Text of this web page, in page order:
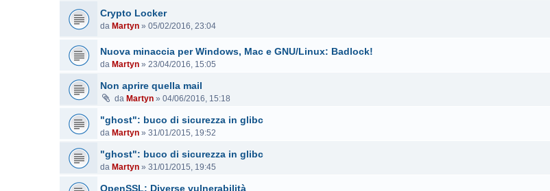
Crypto Locker
da Martyn » 05/02/2016, 23:04
Nuova minaccia per Windows, Mac e GNU/Linux: Badlock!
da Martyn » 23/04/2016, 15:05
Non aprire quella mail
da Martyn » 04/06/2016, 15:18
"ghost": buco di sicurezza in glibc
da Martyn » 31/01/2015, 19:52
"ghost": buco di sicurezza in glibc
da Martyn » 31/01/2015, 19:45
OpenSSL: Diverse vulnerabilità